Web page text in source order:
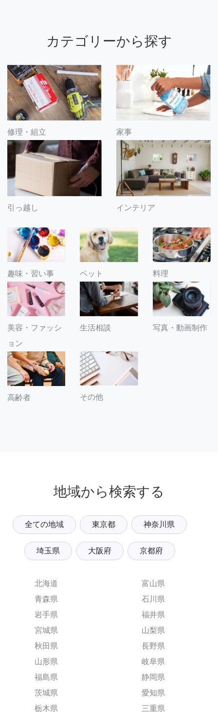
カテゴリーから探す
修理・組立 家事
引っ越し インテリア
趣味・習い事 ペット 料理
美容・ファッシ
ョン
生活相談 写真・動画制作
高齢者 その他
地域から検索する
全ての地域 東京都 神奈川県
埼玉県 大阪府 京都府
北海道
青森県
岩手県
宮城県
秋田県
山形県
福島県
茨城県
栃木県
富山県
石川県
福井県
山梨県
長野県
岐阜県
静岡県
愛知県
三重県